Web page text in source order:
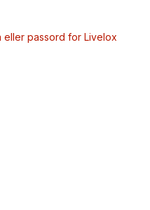
eller passord for Livelox